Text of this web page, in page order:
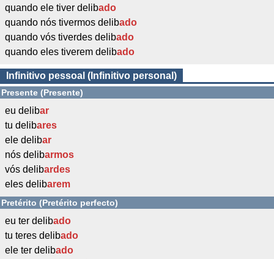
quando ele tiver delibado
quando nós tivermos delibado
quando vós tiverdes delibado
quando eles tiverem delibado
Infinitivo pessoal (Infinitivo personal)
Presente (Presente)
eu delibar
tu delibares
ele delibar
nós delibarmos
vós delibardes
eles delibarem
Pretérito (Pretérito perfecto)
eu ter delibado
tu teres delibado
ele ter delibado